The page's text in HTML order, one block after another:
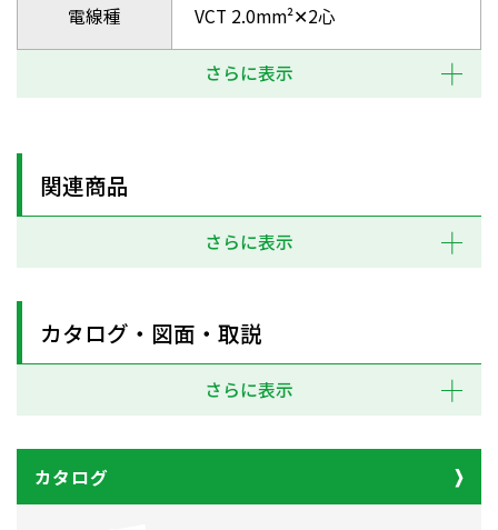
電線種 VCT 2.0mm²✕2心
さらに表示
関連商品
さらに表示
カタログ・図面・取説
さらに表示
カタログ